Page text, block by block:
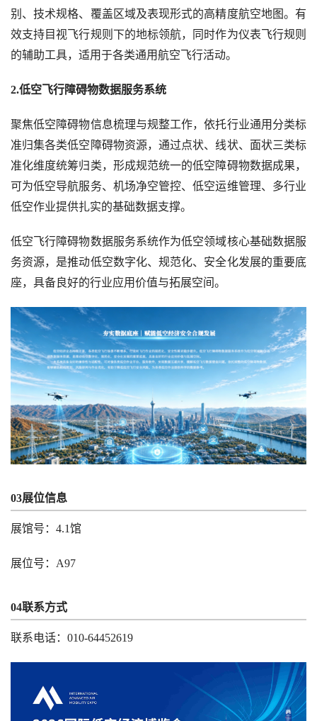
别、技术规格、覆盖区域及表现形式的高精度航空地图。有
效支持目视飞行规则下的地标领航，同时作为仪表飞行规则
的辅助工具，适用于各类通用航空飞行活动。
2.低空飞行障碍物数据服务系统
聚焦低空障碍物信息梳理与规整工作，依托行业通用分类标
准归集各类低空障碍物资源，通过点状、线状、面状三类标
准化维度统筹归类，形成规范统一的低空障碍物数据成果，
可为低空导航服务、机场净空管控、低空运维管理、多行业
低空作业提供扎实的基础数据支撑。
低空飞行障碍物数据服务系统作为低空领域核心基础数据服
务资源，是推动低空数字化、规范化、安全化发展的重要底
座，具备良好的行业应用价值与拓展空间。
03展位信息
展馆号：4.1馆
展位号：A97
04联系方式
联系电话：010-64452619